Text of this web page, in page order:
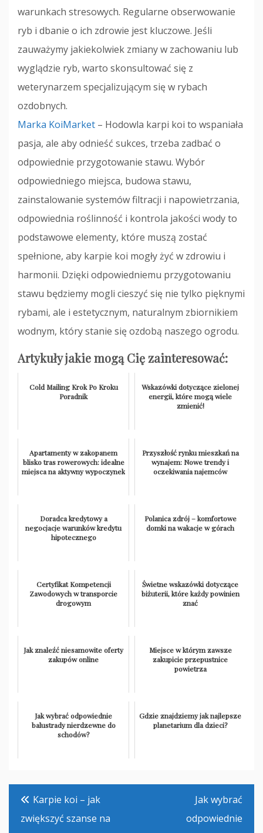
warunkach stresowych. Regularne obserwowanie
ryb i dbanie o ich zdrowie jest kluczowe. Jeśli
zauważymy jakiekolwiek zmiany w zachowaniu lub
wyglądzie ryb, warto skonsultować się z
weterynarzem specjalizującym się w rybach
ozdobnych.
Marka KoiMarket – Hodowla karpi koi to wspaniała
pasja, ale aby odnieść sukces, trzeba zadbać o
odpowiednie przygotowanie stawu. Wybór
odpowiedniego miejsca, budowa stawu,
zainstalowanie systemów filtracji i napowietrzania,
odpowiednia roślinność i kontrola jakości wody to
podstawowe elementy, które muszą zostać
spełnione, aby karpie koi mogły żyć w zdrowiu i
harmonii. Dzięki odpowiedniemu przygotowaniu
stawu będziemy mogli cieszyć się nie tylko pięknymi
rybami, ale i estetycznym, naturalnym zbiornikiem
wodnym, który stanie się ozdobą naszego ogrodu.
Artykuły jakie mogą Cię zainteresować:
Cold Mailing Krok Po Kroku
Poradnik
Wskazówki dotyczące zielonej
energii, które mogą wiele
zmienić!
Apartamenty w zakopanem
blisko tras rowerowych: idealne
miejsca na aktywny wypoczynek
Przyszłość rynku mieszkań na
wynajem: Nowe trendy i
oczekiwania najemców
Doradca kredytowy a
negocjacje warunków kredytu
hipotecznego
Polanica zdrój – komfortowe
domki na wakacje w górach
Certyfikat Kompetencji
Zawodowych w transporcie
drogowym
Świetne wskazówki dotyczące
biżuterii, które każdy powinien
znać
Jak znaleźć niesamowite oferty
zakupów online
Miejsce w którym zawsze
zakupicie przepustnice
powietrza
Jak wybrać odpowiednie
balustrady nierdzewne do
schodów?
Gdzie znajdziemy jak najlepsze
planetarium dla dzieci?
Nawigacja
wpisu
Karpie koi – jak
zwiększyć szanse na
Jak wybrać
odpowiednie